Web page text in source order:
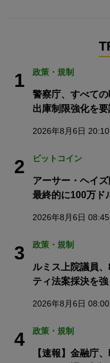
1 政策・規制
警察庁、すべて
出庫制限強化を要
2026年8月6日 20:10
2 ビットコイン
アーサー・ヘイ
最終的に100万ド
2026年8月6日 08:45
3 政策・規制
ルミス上院議員
ティ法案採決を
2026年8月6日 08:00
4 政策・規制
【速報】金融庁